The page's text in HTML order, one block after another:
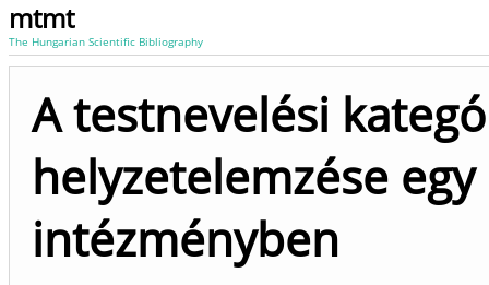
mtmt
The Hungarian Scientific Bibliography
A testnevelési
helyzetelemzése
intézményben